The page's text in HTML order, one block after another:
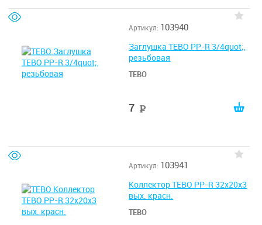
Артикул: 103940
Заглушка TEBO PP-R 3/4quot;,
резьбовая
TEBO
7
Артикул: 103941
Коллектор TEBO PP-R 32x20x3
вых. красн.
TEBO